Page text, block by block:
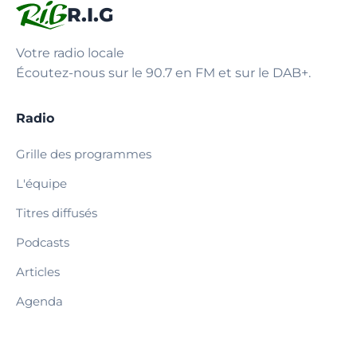
R.I.G
Votre radio locale
Écoutez-nous sur le 90.7 en FM et sur le DAB+.
Radio
Grille des programmes
L'équipe
Titres diffusés
Podcasts
Articles
Agenda